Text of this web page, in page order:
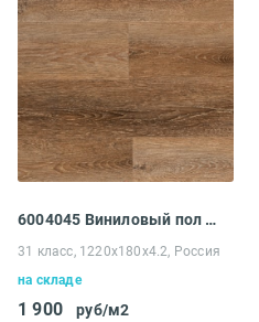
6004045 Виниловый пол Vox Viterra Natural Oak
31 класс, 1220x180x4.2, Россия
на складе
1 900 руб/м2